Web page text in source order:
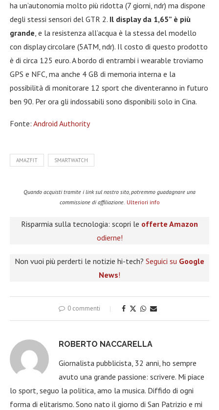
ha un’autonomia molto più ridotta (7 giorni, ndr) ma dispone
degli stessi sensori del GTR 2. Il display da 1,65” è più
grande, e la resistenza all’acqua è la stessa del modello
con display circolare (5ATM, ndr). Il costo di questo prodotto
è di circa 125 euro. A bordo di entrambi i wearable troviamo
GPS e NFC, ma anche 4 GB di memoria interna e la
possibilità di monitorare 12 sport che diventeranno in futuro
ben 90. Per ora gli indossabili sono disponibili solo in Cina.
Fonte: Android Authority
AMAZFIT SMARTWATCH
Quando acquisti tramite i link sul nostro sito, potremmo guadagnare una
commissione di affiliazione. Ulteriori info
Risparmia sulla tecnologia: scopri le offerte Amazon
odierne!
Non vuoi più perderti le notizie hi-tech? Seguici su Google
News!
0 commenti
ROBERTO NACCARELLA
Giornalista pubblicista, 32 anni, ho sempre
avuto una grande passione: scrivere. Mi piace
lo sport, seguo la politica, amo la musica. Diffido di ogni
forma di elitarismo. Sono nato il giorno di San Patrizio e mi